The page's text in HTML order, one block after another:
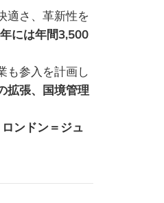
適さ、革新性を
には年間3,500
も参入を計画し
拡張、国境管理
ロンドン＝ジュ